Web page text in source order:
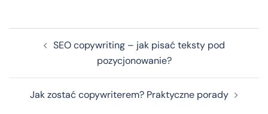
wpisu SEO copywriting – jak pisać teksty pod
pozycjonowanie?
Jak zostać copywriterem? Praktyczne porady